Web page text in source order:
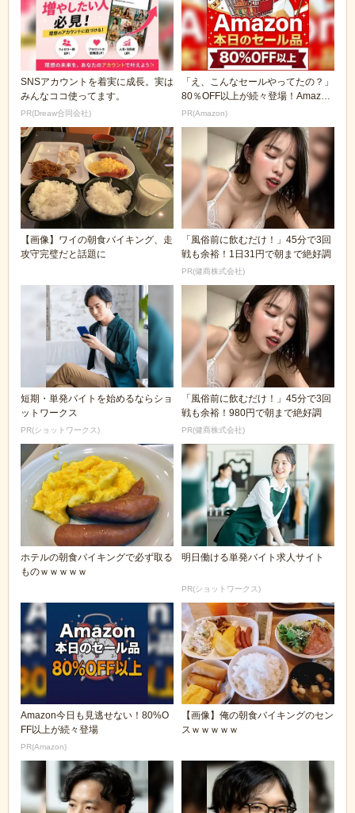
SNSアカウントを着実に成長。実は
みんなココ使ってます。
PR(Dreaw合同会社)
「え、こんなセールやってたの？」
80％OFF以上が続々登場！Amazon
の本気が...
PR(Amazon)
【画像】ワイの朝食バイキング、走
攻守完璧だと話題に
「風俗前に飲むだけ！」45分で3回
戦も余裕！1日31円で朝まで絶好調
PR(健商株式会社)
短期・単発バイトを始めるならショ
ットワークス
PR(ショットワークス)
「風俗前に飲むだけ！」45分で3回
戦も余裕！980円で朝まで絶好調
PR(健商株式会社)
ホテルの朝食バイキングで必ず取る
ものｗｗｗｗｗ
明日働ける単発バイト求人サイト
PR(ショットワークス)
Amazon今日も見逃せない！80%O
FF以上が続々登場
PR(Amazon)
【画像】俺の朝食バイキングのセン
スｗｗｗｗｗ